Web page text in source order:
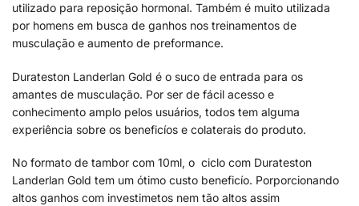
utilizado para reposição hormonal. Também é muito utilizada
por homens em busca de ganhos nos treinamentos de
musculação e aumento de preformance.
Durateston Landerlan Gold é o suco de entrada para os
amantes de musculação. Por ser de fácil acesso e
conhecimento amplo pelos usuários, todos tem alguma
experiência sobre os beneficíos e colaterais do produto.
No formato de tambor com 10ml, o ciclo com Durateston
Landerlan Gold tem um ótimo custo beneficío. Porporcionando
altos ganhos com investimetos nem tão altos assim